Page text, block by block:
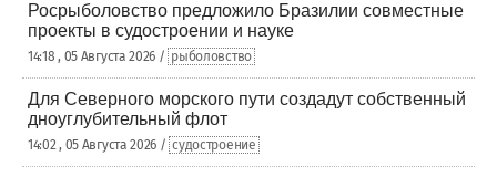
Росрыболовство предложило Бразилии совместные
проекты в судостроении и науке
14:18 , 05 Августа 2026 / рыболовство
Для Северного морского пути создадут собственный
дноуглубительный флот
14:02 , 05 Августа 2026 / судостроение